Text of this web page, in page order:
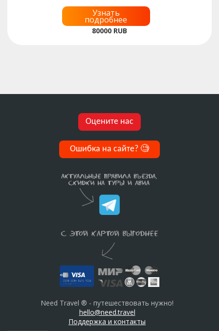
Узнать
подробнее
80000 RUB
Оцените нас
Ошибка на сайте? 🧐
Need Travel ® - путешествовать нужно!
hello@need.travel
Поддержка и контакты